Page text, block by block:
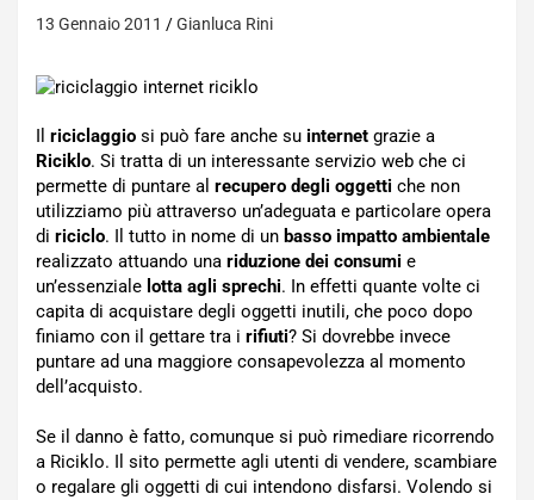
13 Gennaio 2011 Gianluca Rini
Il riciclaggio si può fare anche su internet grazie a
Riciklo. Si tratta di un interessante servizio web che ci
permette di puntare al recupero degli oggetti che non
utilizziamo più attraverso un’adeguata e particolare opera
di riciclo. Il tutto in nome di un basso impatto ambientale
realizzato attuando una riduzione dei consumi e
un’essenziale lotta agli sprechi. In effetti quante volte ci
capita di acquistare degli oggetti inutili, che poco dopo
finiamo con il gettare tra i rifiuti? Si dovrebbe invece
puntare ad una maggiore consapevolezza al momento
dell’acquisto.
Se il danno è fatto, comunque si può rimediare ricorrendo
a Riciklo. Il sito permette agli utenti di vendere, scambiare
o regalare gli oggetti di cui intendono disfarsi. Volendo si